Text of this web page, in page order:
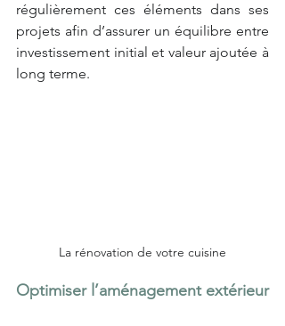
régulièrement ces éléments dans ses
projets afin d’assurer un équilibre entre
investissement initial et valeur ajoutée à
long terme.
La rénovation de votre cuisine
Optimiser l’aménagement extérieur